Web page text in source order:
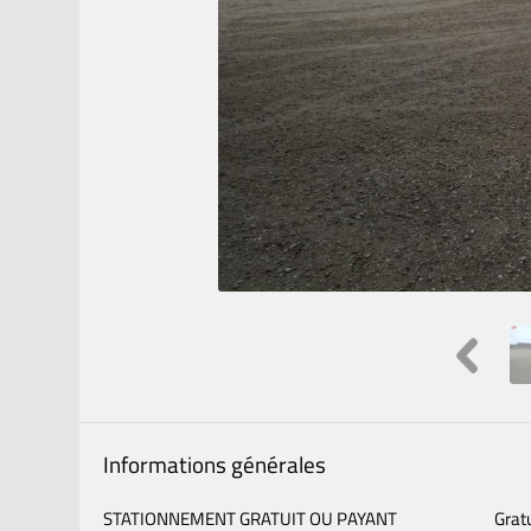
Informations générales
STATIONNEMENT GRATUIT OU PAYANT